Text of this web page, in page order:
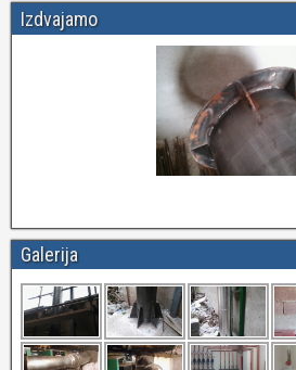
Izdvajamo
Galerija